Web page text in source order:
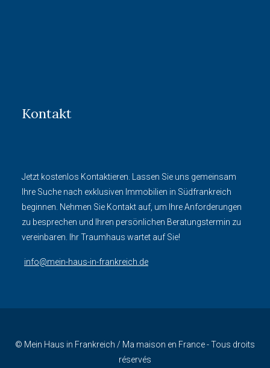
Kontakt
Jetzt kostenlos Kontaktieren. Lassen Sie uns gemeinsam
Ihre Suche nach exklusiven Immobilien in Südfrankreich
beginnen. Nehmen Sie Kontakt auf, um Ihre Anforderungen
zu besprechen und Ihren persönlichen Beratungstermin zu
vereinbaren. Ihr Traumhaus wartet auf Sie!
info@mein-haus-in-frankreich.de
© Mein Haus in Frankreich / Ma maison en France - Tous droits
réservés